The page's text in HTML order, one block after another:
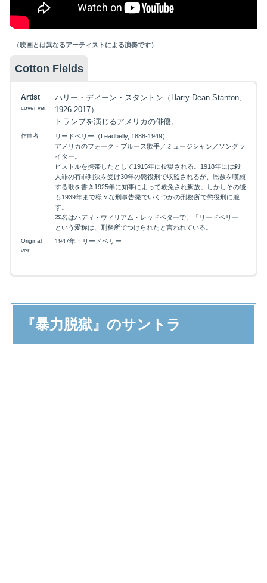
（映画とは異なるアーティストによる演奏です）
Cotton Fields
Artist
cover ver.
ハリー・ディーン・スタントン（Harry Dean Stanton,
1926-2017）
トランプを演じるアメリカの俳優。
作曲者
リードベリー（Leadbelly, 1888-1949）
アメリカのフォーク・ブルース歌手／ミュージシャン／ソングラ
イター。
ピストルを携帯したとして1915年に投獄される。1918年には殺
人罪の有罪判決を受け30年の懲役刑で収監されるが、恩赦を嘆願
する歌を書き1925年に知事によって赦免され釈放。しかしその後
も1939年まで様々な刑事告発でいくつかの刑務所で懲役刑に服
す。
本名はハディ・ウィリアム・レッドベターで、「リードベリー」
という愛称は、刑務所でつけられたと言われている。
Original
ver.
1947年：リードベリー
『暴力脱獄』のサントラ
映画を探す